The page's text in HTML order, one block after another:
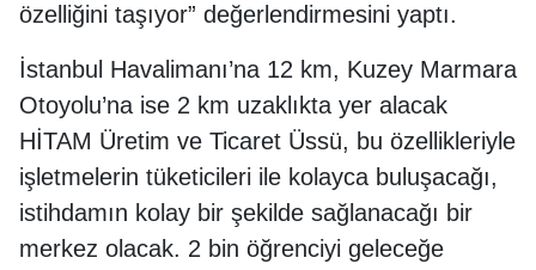
özelliğini taşıyor” değerlendirmesini yaptı.
İstanbul Havalimanı’na 12 km, Kuzey Marmara
Otoyolu’na ise 2 km uzaklıkta yer alacak
HİTAM Üretim ve Ticaret Üssü, bu özellikleriyle
işletmelerin tüketicileri ile kolayca buluşacağı,
istihdamın kolay bir şekilde sağlanacağı bir
merkez olacak. 2 bin öğrenciyi geleceğe